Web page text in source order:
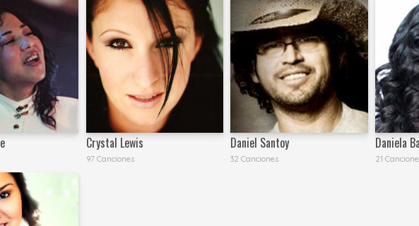
Crystal Lewis
97 Canciones
Daniel Santoy
32 Canciones
Daniela
21